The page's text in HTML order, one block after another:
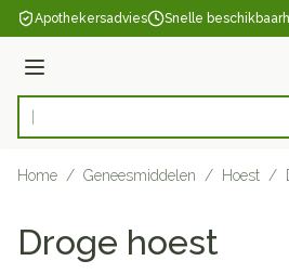
Ga naar de inhoud
Apothekersadvies Snelle
Menu
Product, merk, categorie...
Home / Geneesmiddelen / Hoest /
Droge hoest